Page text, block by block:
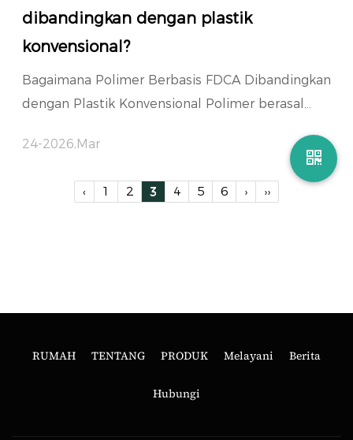
dibandingkan dengan plastik
konvensional?
Bagaimana Polimer Berbasis FDCA Dibandingkan
dengan Plastik Konvensional Polimer berasal...
24-2026,Mar
‹ 1 2 3 4 5 6 › ››
RUMAH TENTANG PRODUK Melayani Berita
Hubungi